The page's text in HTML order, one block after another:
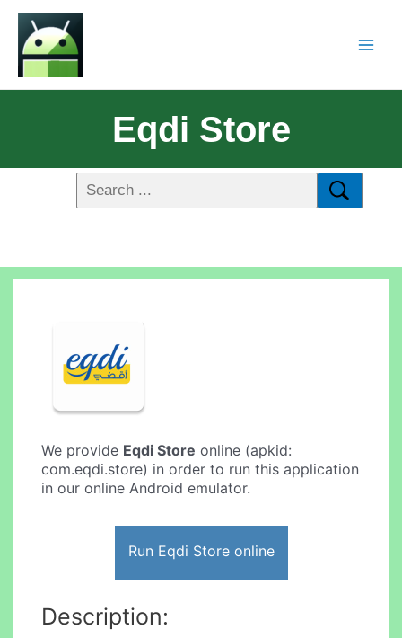
Eqdi Store
We provide Eqdi Store online (apkid:
com.eqdi.store) in order to run this application
in our online Android emulator.
Run Eqdi Store online
Description: